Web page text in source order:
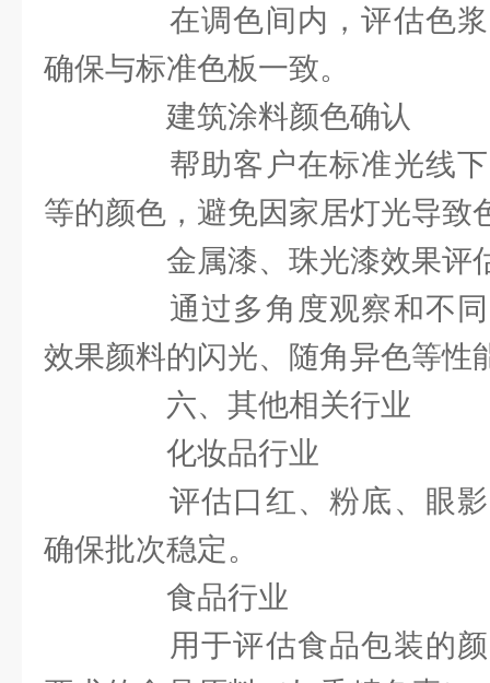
在调色间内，评估色浆
确保与标准色板一致。
建筑涂料颜色确认
帮助客户在标准光线下
等的颜色，避免因家居灯光导致
金属漆、珠光漆效果评
通过多角度观察和不同
效果颜料的闪光、随角异色等性
六、其他相关行业
化妆品行业
评估口红、粉底、眼影
确保批次稳定。
食品行业
用于评估食品包装的颜